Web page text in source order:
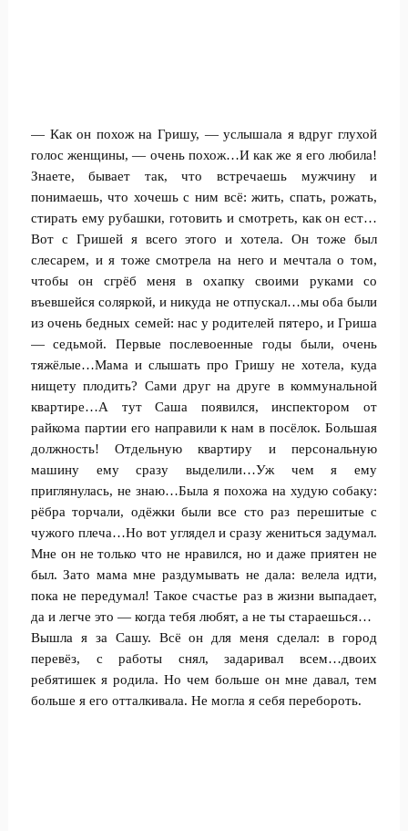
— Как он похож на Гришу, — услышала я вдруг глухой
голос женщины, — очень похож…И как же я его любила!
Знаете, бывает так, что встречаешь мужчину и
понимаешь, что хочешь с ним всё: жить, спать, рожать,
стирать ему рубашки, готовить и смотреть, как он ест…
Вот с Гришей я всего этого и хотела. Он тоже был
слесарем, и я тоже смотрела на него и мечтала о том,
чтобы он сгрёб меня в охапку своими руками со
въевшейся соляркой, и никуда не отпускал…мы оба были
из очень бедных семей: нас у родителей пятеро, и Гриша
— седьмой. Первые послевоенные годы были, очень
тяжёлые…Мама и слышать про Гришу не хотела, куда
нищету плодить? Сами друг на друге в коммунальной
квартире…А тут Саша появился, инспектором от
райкома партии его направили к нам в посёлок. Большая
должность! Отдельную квартиру и персональную
машину ему сразу выделили…Уж чем я ему
приглянулась, не знаю…Была я похожа на худую собаку:
рёбра торчали, одёжки были все сто раз перешитые с
чужого плеча…Но вот углядел и сразу жениться задумал.
Мне он не только что не нравился, но и даже приятен не
был. Зато мама мне раздумывать не дала: велела идти,
пока не передумал! Такое счастье раз в жизни выпадает,
да и легче это — когда тебя любят, а не ты стараешься…
Вышла я за Сашу. Всё он для меня сделал: в город
перевёз, с работы снял, задаривал всем…двоих
ребятишек я родила. Но чем больше он мне давал, тем
больше я его отталкивала. Не могла я себя перебороть.